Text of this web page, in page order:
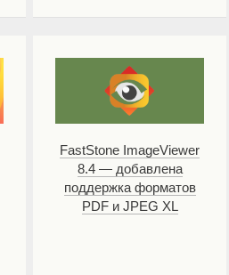
FastStone ImageViewer
8.4 — добавлена
поддержка форматов
PDF и JPEG XL